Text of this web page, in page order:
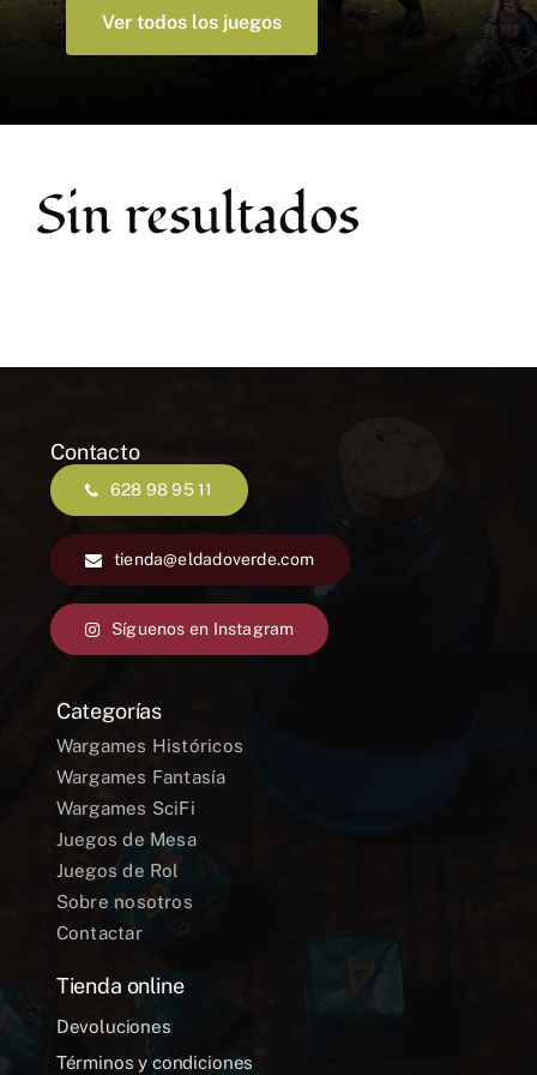
Accesorios y Hobby
Ver todos los juegos
Sin resultados
Contacto
628 98 95 11
tienda@eldadoverde.com
Síguenos en Instagram
Categorías
Wargames Históricos
Wargames Fantasía
Wargames SciFi
Juegos de Mesa
Juegos de Rol
Sobre nosotros
Contactar
Tienda online
Devoluciones
Términos y condiciones